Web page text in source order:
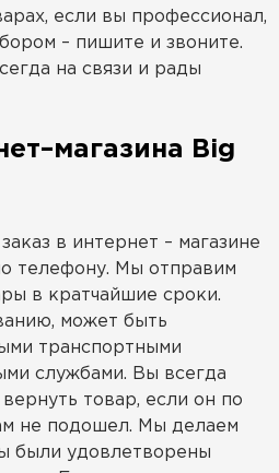
если вы профессионал,
– пишите и звоните.
на связи и рады
Big
в интернет – магазине
телефону. Мы отправим
в кратчайшие сроки.
может быть
транспортными
службами. Вы всегда
товар, если он по
не подошел. Мы делаем
были удовлетворены